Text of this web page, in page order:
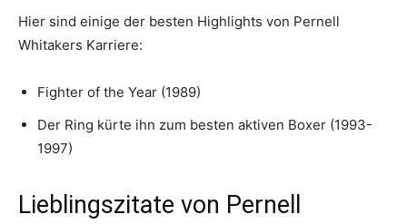
Hier sind einige der besten Highlights von Pernell
Whitakers Karriere:
Fighter of the Year (1989)
Der Ring kürte ihn zum besten aktiven Boxer (1993-
1997)
Lieblingszitate von Pernell